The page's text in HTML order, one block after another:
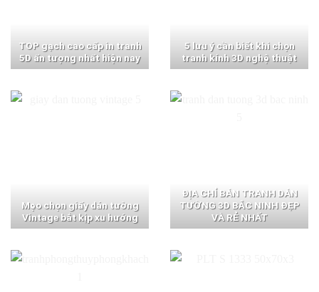
TOP gạch cao cấp in tranh
5D ấn tượng nhất hiện nay
5 lưu ý cần biết khi chọn
tranh kính 3D nghệ thuật
Mẹo chọn giấy dán tường
Vintage bắt kịp xu hướng
ĐỊA CHỈ BÁN TRANH DÁN
TƯỜNG 3D BẮC NINH ĐẸP
VÀ RẺ NHẤT